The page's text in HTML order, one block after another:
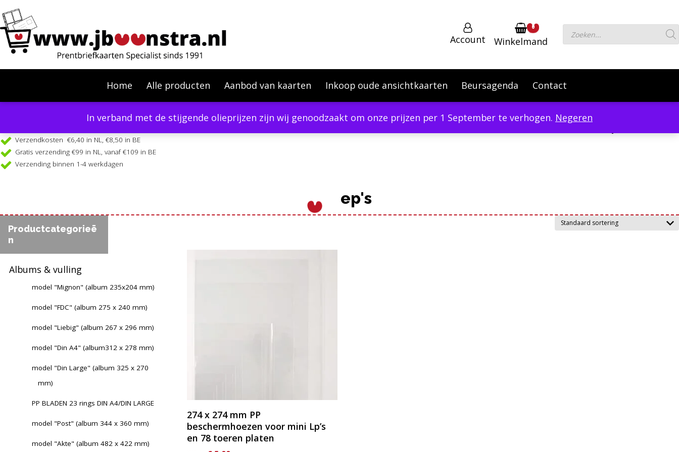
In verband met de stijgende olieprijzen zijn wij genoodzaakt om onze prijzen per 1 September te verhogen. Negeren
Account
0
Winkelmand
Producten
Home Alle producten Aanbod van kaarten Inkoop oude ansichtkaarten Beursagenda Contact
Verzendkosten €6,40 in NL, €8,50 in BE
Gratis verzending €99 in NL, vanaf €109 in BE
Verzending binnen 1-4 werkdagen
ep's
Productcategorieë
n
Albums & vulling
model "Mignon" (album 235x204 mm)
model "FDC" (album 275 x 240 mm)
model "Liebig" (album 267 x 296 mm)
model "Din A4" (album312 x 278 mm)
model "Din Large" (album 325 x 270
mm)
PP BLADEN 23 rings DIN A4/DIN LARGE
model "Post" (album 344 x 360 mm)
model "Akte" (album 482 x 422 mm)
274 x 274 mm PP
beschermhoezen voor mini Lp’s
en 78 toeren platen
de
productpagina